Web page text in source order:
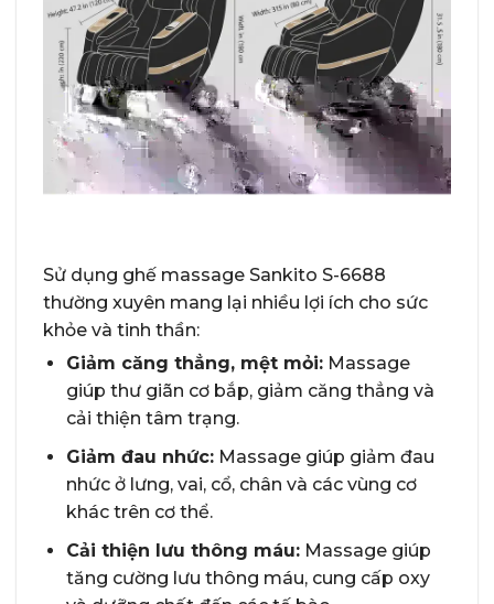
Sử dụng ghế massage Sankito S-6688
thường xuyên mang lại nhiều lợi ích cho sức
khỏe và tinh thần:
Giảm căng thẳng, mệt mỏi:Massage
giúp thư giãn cơ bắp, giảm căng thẳng và
cải thiện tâm trạng.
Giảm đau nhức:Massage giúp giảm đau
nhức ở lưng, vai, cổ, chân và các vùng cơ
khác trên cơ thể.
Cải thiện lưu thông máu:Massage giúp
tăng cường lưu thông máu, cung cấp oxy